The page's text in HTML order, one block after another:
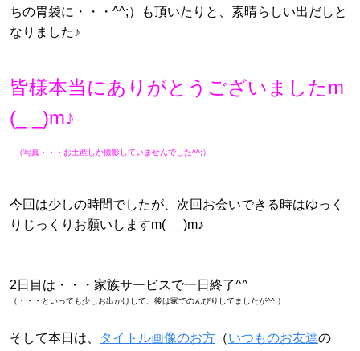
ちの胃袋に・・・^^;）も頂いたりと、素晴らしい出だしと
なりました♪
皆様本当にありがとうございましたm
(_ _)m♪
（写真・・・お土産しか撮影していませんでした^^;）
今回は少しの時間でしたが、次回お会いできる時はゆっく
りじっくりお願いしますm(_ _)m♪
2日目は・・・家族サービスで一日終了^^
（・・・といっても少しお出かけして、後は家でのんびりしてましたが^^;）
そして本日は、 タイトル画像のお方 （いつものお友達の